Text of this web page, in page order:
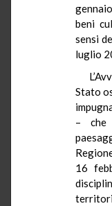
beni
sensi
luglio
Stato
– che
16